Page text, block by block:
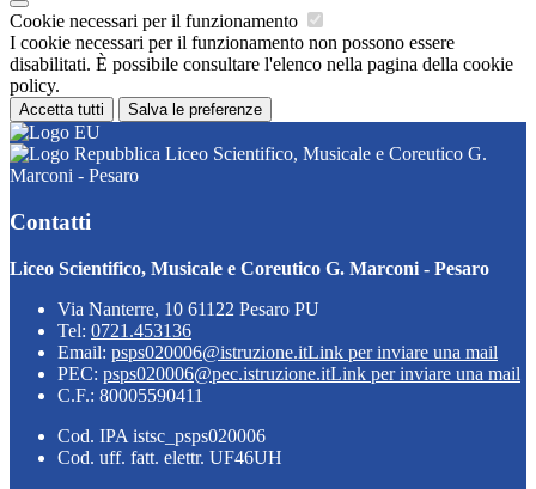
Cookie necessari per il funzionamento
I cookie necessari per il funzionamento non possono essere
disabilitati. È possibile consultare l'elenco nella pagina della cookie
policy.
Accetta tutti Salva le preferenze
Liceo Scientifico, Musicale e Coreutico G.
Marconi - Pesaro
Contatti
Liceo Scientifico, Musicale e Coreutico G. Marconi - Pesaro
Via Nanterre, 10 61122 Pesaro PU
Tel: 0721.453136
Email: psps020006@istruzione.itLink per inviare una mail
PEC: psps020006@pec.istruzione.itLink per inviare una mail
C.F.: 80005590411
Cod. IPA istsc_psps020006
Cod. uff. fatt. elettr. UF46UH